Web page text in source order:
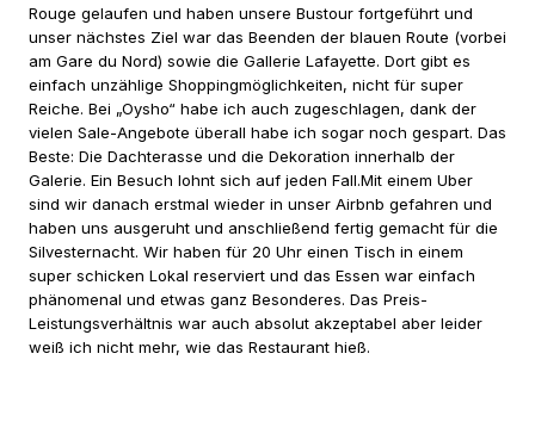
Rouge gelaufen und haben unsere Bustour fortgeführt und
unser nächstes Ziel war das Beenden der blauen Route (vorbei
am Gare du Nord) sowie die Gallerie Lafayette. Dort gibt es
einfach unzählige Shoppingmöglichkeiten, nicht für super
Reiche. Bei „Oysho“ habe ich auch zugeschlagen, dank der
vielen Sale-Angebote überall habe ich sogar noch gespart. Das
Beste: Die Dachterasse und die Dekoration innerhalb der
Galerie. Ein Besuch lohnt sich auf jeden Fall.Mit einem Uber
sind wir danach erstmal wieder in unser Airbnb gefahren und
haben uns ausgeruht und anschließend fertig gemacht für die
Silvesternacht. Wir haben für 20 Uhr einen Tisch in einem
super schicken Lokal reserviert und das Essen war einfach
phänomenal und etwas ganz Besonderes. Das Preis-
Leistungsverhältnis war auch absolut akzeptabel aber leider
weiß ich nicht mehr, wie das Restaurant hieß.